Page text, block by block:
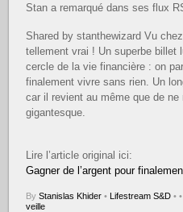
Stan a remarqué dans ses flux
Shared by stanthewizard Vu
tellement vrai ! Un superbe billet
cercle de la vie financière : on
finalement vivre sans rien. Un
car il revient au même que de ne
gigantesque.
Lire l’article original ici:
Gagner de l’argent pour
ByStanislas Khider • Lifestream S&D •
veille